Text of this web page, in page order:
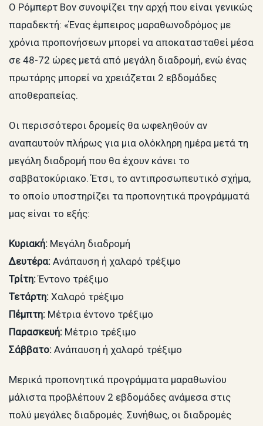
Ο Ρόμπερτ Βον συνοψίζει την αρχή που είναι γενικώς
παραδεκτή: «Ένας έμπειρος μαραθωνοδρόμος με
χρόνια προπονήσεων μπορεί να αποκατασταθεί μέσα
σε 48-72 ώρες μετά από μεγάλη διαδρομή, ενώ ένας
πρωτάρης μπορεί να χρειάζεται 2 εβδομάδες
αποθεραπείας.
Οι περισσότεροι δρομείς θα ωφεληθούν αν
αναπαυτούν πλήρως για μια ολόκληρη ημέρα μετά τη
μεγάλη διαδρομή που θα έχουν κάνει το
σαββατοκύριακο. Έτσι, το αντιπροσωπευτικό σχήμα,
το οποίο υποστηρίζει τα προπονητικά προγράμματά
μας είναι το εξής:
Κυριακή: Μεγάλη διαδρομή
Δευτέρα: Ανάπαυση ή χαλαρό τρέξιμο
Τρίτη:Έντονο τρέξιμο
Τετάρτη: Χαλαρό τρέξιμο
Πέμπτη: Μέτρια έντονο τρέξιμο
Παρασκευή: Μέτριο τρέξιμο
Σάββατο: Ανάπαυση ή χαλαρό τρέξιμο
Μερικά προπονητικά προγράμματα μαραθωνίου
μάλιστα προβλέπουν 2 εβδομάδες ανάμεσα στις
πολύ μεγάλες διαδρομές. Συνήθως, οι διαδρομές